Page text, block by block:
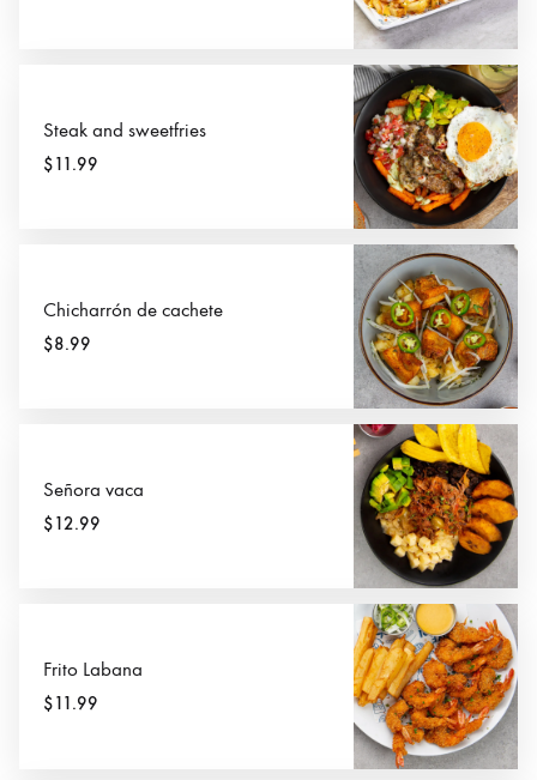
Steak and sweetfries
$11.99
Chicharrón de cachete
$8.99
Señora vaca
$12.99
Frito Labana
$11.99